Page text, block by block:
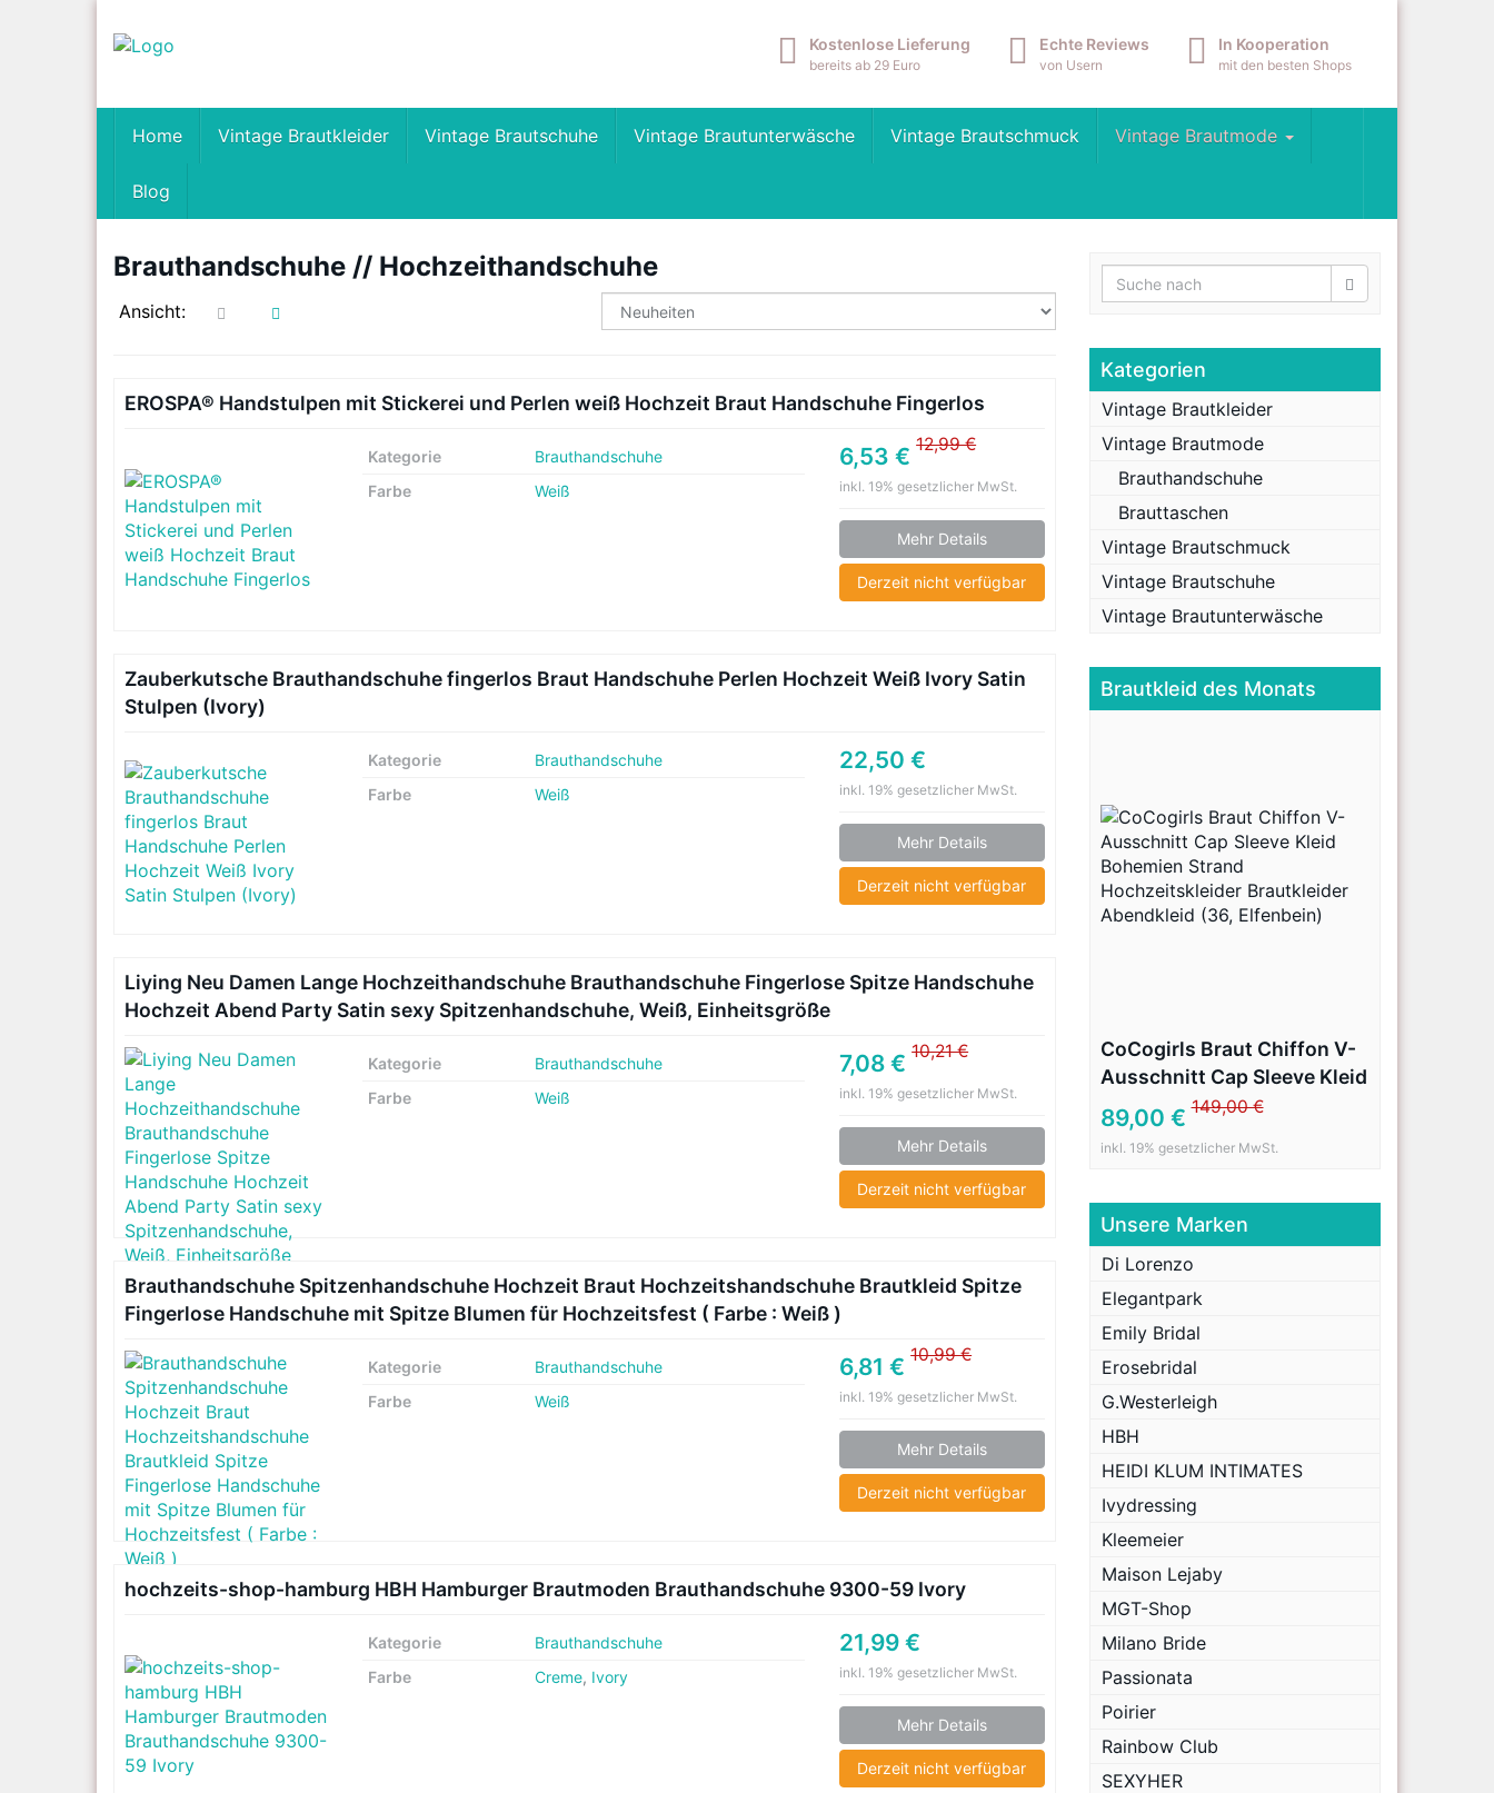
Kostenlose Lieferung
bereits ab 29 Euro
Echte Reviews
von Usern
In Kooperation
mit den besten Shops
Home Vintage Brautkleider Vintage Brautschuhe Vintage Brautunterwäsche Vintage Brautschmuck Vintage Brautmode
Blog
Brauthandschuhe // Hochzeithandschuhe
Ansicht:
EROSPA® Handstulpen mit Stickerei und Perlen weiß Hochzeit Braut Handschuhe Fingerlos
6,53 € 12,99 €
inkl. 19% gesetzlicher MwSt.
Mehr Details
Derzeit nicht verfügbar
Kategorie
Brauthandschuhe
Farbe
Weiß
Zauberkutsche Brauthandschuhe fingerlos Braut Handschuhe Perlen Hochzeit Weiß Ivory Satin
Stulpen (Ivory)
22,50 €
inkl. 19% gesetzlicher MwSt.
Mehr Details
Derzeit nicht verfügbar
Kategorie
Brauthandschuhe
Farbe
Weiß
Liying Neu Damen Lange Hochzeithandschuhe Brauthandschuhe Fingerlose Spitze Handschuhe
Hochzeit Abend Party Satin sexy Spitzenhandschuhe, Weiß, Einheitsgröße
7,08 € 10,21 €
inkl. 19% gesetzlicher MwSt.
Mehr Details
Derzeit nicht verfügbar
Kategorie
Brauthandschuhe
Farbe
Weiß
Brauthandschuhe Spitzenhandschuhe Hochzeit Braut Hochzeitshandschuhe Brautkleid Spitze
Fingerlose Handschuhe mit Spitze Blumen für Hochzeitsfest ( Farbe : Weiß )
6,81 € 10,99 €
inkl. 19% gesetzlicher MwSt.
Mehr Details
Derzeit nicht verfügbar
Kategorie
Brauthandschuhe
Farbe
Weiß
hochzeits-shop-hamburg HBH Hamburger Brautmoden Brauthandschuhe 9300-59 Ivory
21,99 €
inkl. 19% gesetzlicher MwSt.
Mehr Details
Derzeit nicht verfügbar
Kategorie
Brauthandschuhe
Farbe
Creme, Ivory
Kategorien
Vintage Brautkleider
Vintage Brautmode
Brauthandschuhe
Brauttaschen
Vintage Brautschmuck
Vintage Brautschuhe
Vintage Brautunterwäsche
Brautkleid des Monats
CoCogirls Braut Chiffon V-
Ausschnitt Cap Sleeve Kleid
Bohemien Strand
Hochzeitskleider
Brautkleider Abendkleid
89,00 €149,00 €
inkl. 19% gesetzlicher MwSt.
Unsere Marken
Di Lorenzo
Elegantpark
Emily Bridal
Erosebridal
G.Westerleigh
HBH
HEIDI KLUM INTIMATES
Ivydressing
Kleemeier
Maison Lejaby
MGT-Shop
Milano Bride
Passionata
Poirier
Rainbow Club
SEXYHER